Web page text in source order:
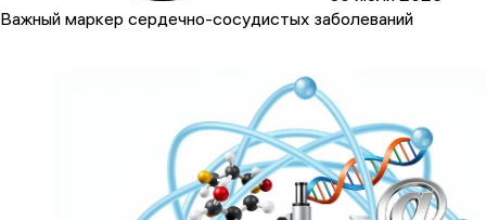
Важный маркер сердечно-сосудистых заболеваний